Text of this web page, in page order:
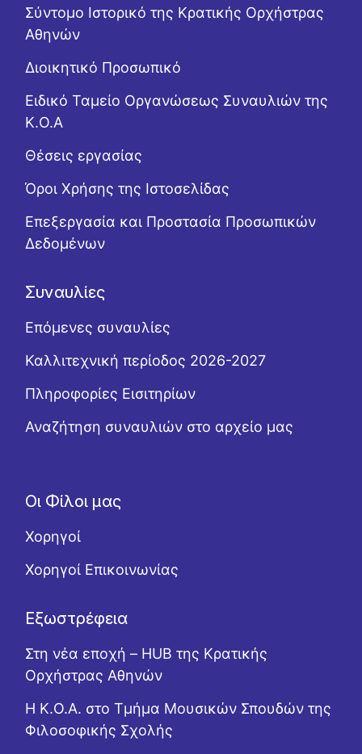
Σύντομο Ιστορικό της Κρατικής Ορχήστρας
Αθηνών
Διοικητικό Προσωπικό
Ειδικό Ταμείο Οργανώσεως Συναυλιών της
Κ.Ο.Α
Θέσεις εργασίας
Όροι Χρήσης της Ιστοσελίδας
Επεξεργασία και Προστασία Προσωπικών
Δεδομένων
Συναυλίες
Επόμενες συναυλίες
Καλλιτεχνική περίοδος 2026-2027
Πληροφορίες Εισιτηρίων
Αναζήτηση συναυλιών στο αρχείο μας
Οι Φίλοι μας
Χορηγοί
Χορηγοί Επικοινωνίας
Εξωστρέφεια
Στη νέα εποχή – HUB της Κρατικής
Ορχήστρας Αθηνών
Η Κ.Ο.Α. στο Τμήμα Μουσικών Σπουδών της
Φιλοσοφικής Σχολής